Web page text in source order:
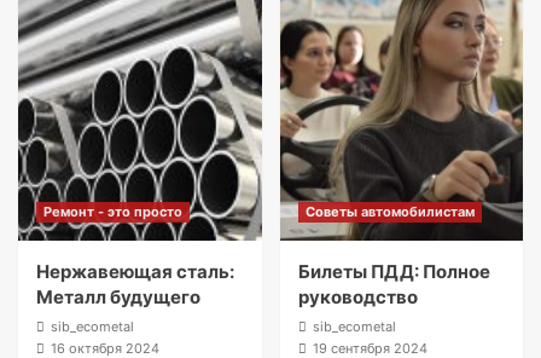
Ремонт - это просто
Нержавеющая сталь:
Металл будущего
sib_ecometal
16 октября 2024
Советы автомобилистам
Билеты ПДД: Полное
руководство
sib_ecometal
19 сентября 2024